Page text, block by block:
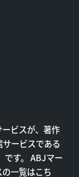
ビスが、著作
ービスである
です。 ABJマー
一覧はこち